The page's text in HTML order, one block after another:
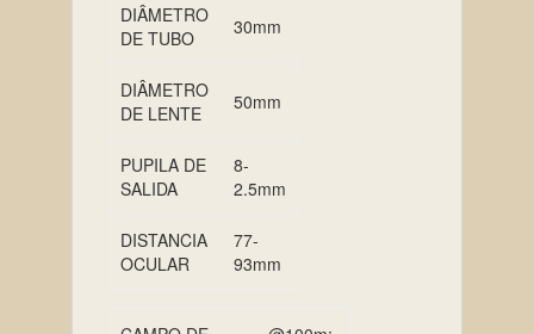
DIÂMETRO
DE TUBO
30mm
DIÂMETRO
DE LENTE
50mm
PUPILA DE
SALIDA
8-
2.5mm
DISTANCIA
OCULAR
77-
93mm